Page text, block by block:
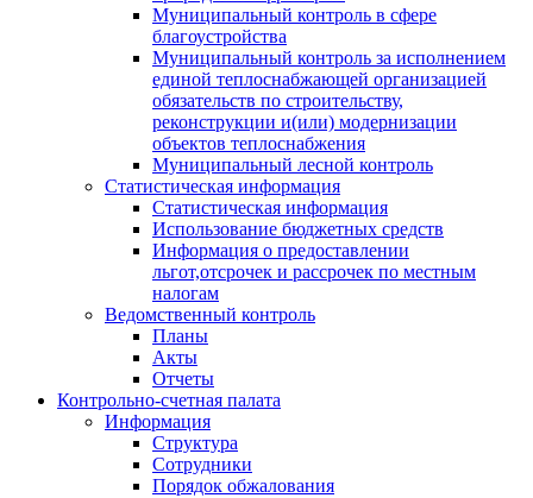
Муниципальный контроль в сфере
благоустройства
Муниципальный контроль за исполнением
единой теплоснабжающей организацией
обязательств по строительству,
реконструкции и(или) модернизации
объектов теплоснабжения
Муниципальный лесной контроль
Статистическая информация
Статистическая информация
Использование бюджетных средств
Информация о предоставлении
льгот,отсрочек и рассрочек по местным
налогам
Ведомственный контроль
Планы
Акты
Отчеты
Контрольно-счетная палата
Информация
Структура
Сотрудники
Порядок обжалования